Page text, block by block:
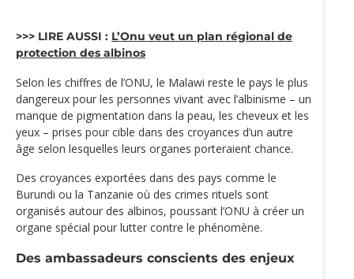
>>> LIRE AUSSI : L’Onu veut un plan régional de
protection des albinos
Selon les chiffres de l’ONU, le Malawi reste le pays le plus
dangereux pour les personnes vivant avec l’albinisme – un
manque de pigmentation dans la peau, les cheveux et les
yeux – prises pour cible dans des croyances d’un autre
âge selon lesquelles leurs organes porteraient chance.
Des croyances exportées dans des pays comme le
Burundi ou la Tanzanie où des crimes rituels sont
organisés autour des albinos, poussant l’ONU à créer un
organe spécial pour lutter contre le phénomène.
Des ambassadeurs conscients des enjeux